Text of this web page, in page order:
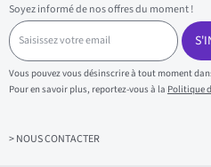
Soyez informé de nos offres du moment !
S
a
i
s
i
s
z
Vous pouvez vous désinscrire à tout moment
Pour en savoir plus, reportez-vous à la Politique
> NOUS CONTACTER